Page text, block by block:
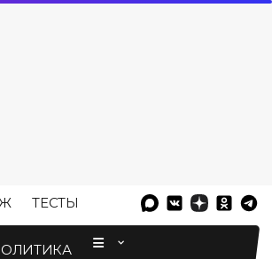
ТЕСТЫ